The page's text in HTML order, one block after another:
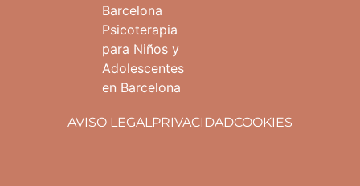
Barcelona
Psicoterapia
para Niños y
Adolescentes
en Barcelona
AVISO LEGAL PRIVACIDADCOOKIES